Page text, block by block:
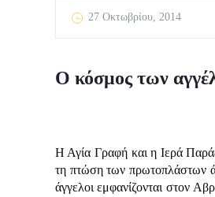
27 Οκτωβρίου, 2014
Ο κόσμος των
Η Αγία Γραφή και η Ιερά
τη πτώση των πρωτοπλάστων
άγγελοι εμφανίζονται στον